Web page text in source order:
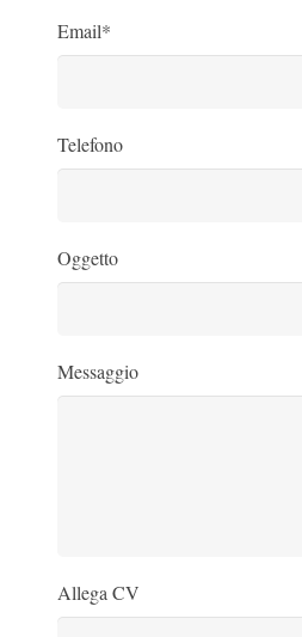
Email*
Telefono
Oggetto
Messaggio
Allega CV